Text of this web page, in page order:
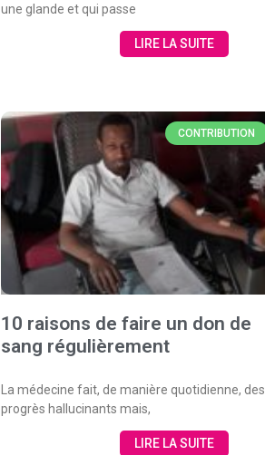
une glande et qui passe
LIRE LA SUITE
CONTRIBUTION
10 raisons de faire un don de
sang régulièrement
La médecine fait, de manière quotidienne, des
progrès hallucinants mais,
LIRE LA SUITE